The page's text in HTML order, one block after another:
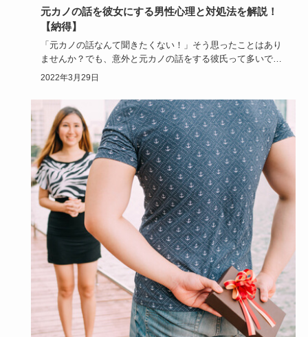
元カノの話を彼女にする男性心理と対処法を解説！
【納得】
「元カノの話なんて聞きたくない！」そう思ったことはあり
ませんか？でも、意外と元カノの話をする彼氏って多いです
よね。男性が元…
2022年3月29日